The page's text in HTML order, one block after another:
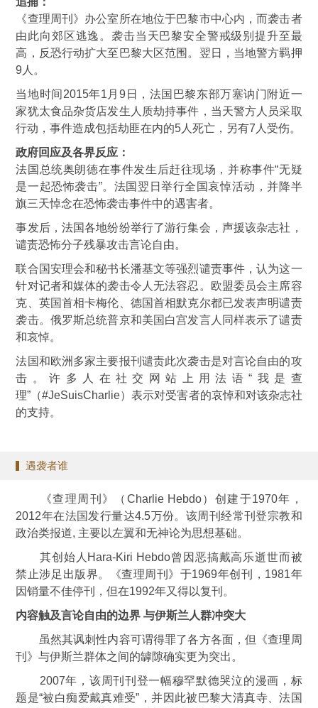
《查理周刊》办公室所在地位于巴黎市中心内，而袭击者
由此向郊区逃逸。袭击当天巴黎安全警戒级别提升至最
高，反恐行动扩大至巴黎大区范围。翌日，当地警方羁押
9人。
当地时间2015年1月9日，法国巴黎东部万塞讷门附近一
家犹太食品杂货店发生人质劫持事件，当天警方人员采取
行动，事件造成包括劫匪在内的5人死亡，另有7人受伤。
政府回应及各界反应：
法国总统奥朗德在事件发生后赶往现场，并称事件“无疑
是一起恐怖袭击”。法国翌日举行全国哀悼活动，并降半
旗三天悼念在恐怖袭击事件中的遇害者。
事发后，法国各地纷纷举行了游行集会，声援该杂志社，
谴责恐怖分子残暴攻击言论自由。
联合国安理会和秘书长潘基文等强烈谴责事件，认为这一
针对记者和媒体的袭击令人无法容忍。欧盟委员会主席容
克、英国首相卡梅伦、德国首相默克尔都已发表声明谴责
袭击。俄罗斯总统普京和美国白宫发言人同样表示了谴责
和哀悼。
法国和欧洲多家主要报刊谴责此次袭击是对言论自由的攻
击。许多人在社交网站上用法语“我是查
理”（#JeSuisCharlie）表示对受害者的哀悼和对该杂志社
的支持。
遇袭者谁
《查理周刊》（Charlie Hebdo）创建于1970年，
2012年在法国发行量达4.5万份。该周刊经常刊登宗教和
政治类报道, 主要以左翼和无神论为思想基础。
其创始人Hara-Kiri Hebdo曾因恶搞戴高乐逝世而被
禁止涉足出版界。《查理周刊》于1969年创刊，1981年
因销量不佳停刊，但在1992年又得以复刊。
内容触及言论自由的边界 与伊斯兰人群冲突大
虽然其讽刺性内容可谓得罪了各方各面，但《查理周
刊》与伊斯兰群体之间的罅隙确实更为突出。
2007年，该周刊刊登一幅穆罕默德哭泣的漫画，标
题是“被白痴爱戴真难受”，并因此被巴黎大清真寺、法国